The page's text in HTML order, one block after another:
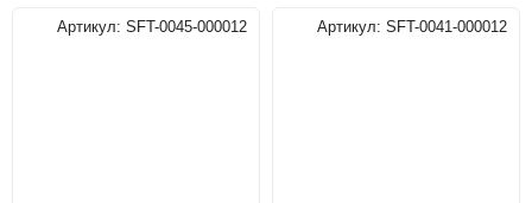
Артикул: SFT-0045-000012 Артикул: SFT-0041-000012